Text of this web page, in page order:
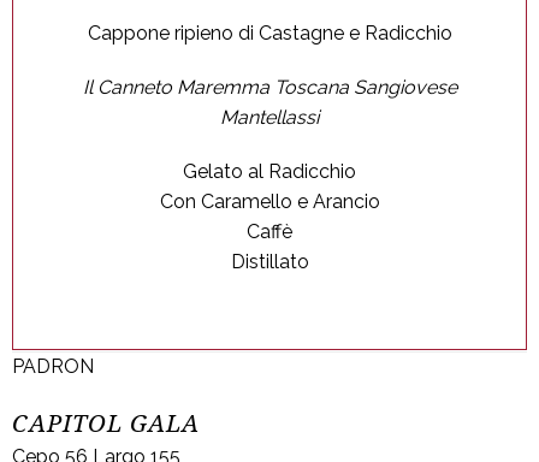
Cappone ripieno di Castagne e Radicchio
Il Canneto Maremma Toscana Sangiovese
Mantellassi
Gelato al Radicchio
Con Caramello e Arancio
Caffè
Distillato
PADRON
CAPITOL GALA
Cepo 56 Largo 155